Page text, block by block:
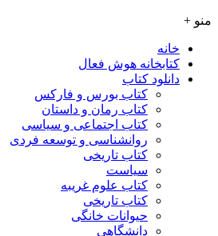
منو +
خانه
کتابخانه هوش فعال
دانلود کتاب
کتاب بورس و فارکس
کتاب رمان و داستان
کتاب اجتماعی و سیاسی
روانشناسی و توسعه فردی
کتاب تاریخی
سیاست
کتاب علوم غریبه
کتاب تاریخی
حیوانات خانگی
دانشگاهی